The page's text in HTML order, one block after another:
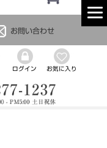
お問い合わせ
ログイン お気に入り